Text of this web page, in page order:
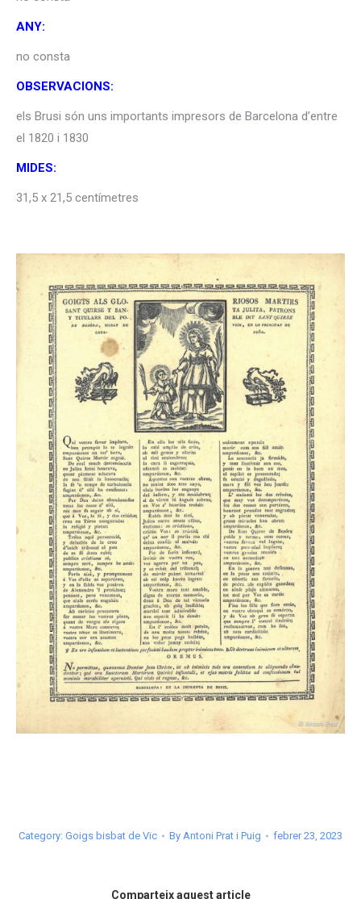
ANY:
no consta
OBSERVACIONS:
els Brusi són uns importants impresors de Barcelona d’entre
el 1820 i 1830
MIDES:
31,5 x 21,5 centímetres
Category: Goigs bisbat de Vic By Antoni Prat i Puig febrer 23, 2023
Comparteix aquest article